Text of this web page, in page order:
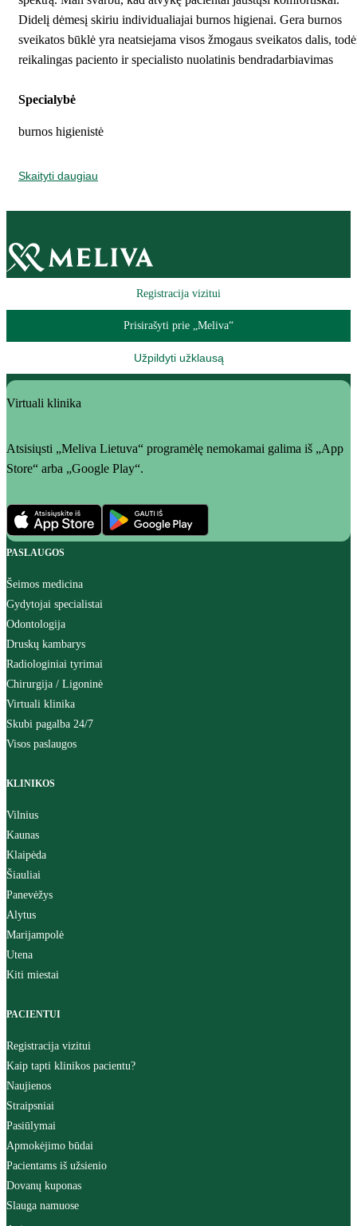
Didelį dėmesį skiriu individualiajai burnos higienai. Gera burnos
sveikatos būklė yra neatsiejama visos žmogaus sveikatos dalis,
reikalingas paciento ir specialisto nuolatinis bendradarbiavimas
Specialybė
burnos higienistė
Skaityti daugiau
Registracija vizitui
Prisirašyti prie „Meliva“
Užpildyti užklausą
Virtuali klinika
Atsisiųsti „Meliva Lietuva“ programėlę nemokamai galima iš „App
Store“ arba „Google Play“.
PASLAUGOS
Šeimos medicina
Gydytojai specialistai
Odontologija
Druskų kambarys
Radiologiniai tyrimai
Chirurgija / Ligoninė
Virtuali klinika
Skubi pagalba 24/7
Visos paslaugos
KLINIKOS
Vilnius
Kaunas
Klaipėda
Šiauliai
Panevėžys
Alytus
Marijampolė
Utena
Kiti miestai
PACIENTUI
Registracija vizitui
Kaip tapti klinikos pacientu?
Naujienos
Straipsniai
Pasiūlymai
Apmokėjimo būdai
Pacientams iš užsienio
Dovanų kuponas
Slauga namuose